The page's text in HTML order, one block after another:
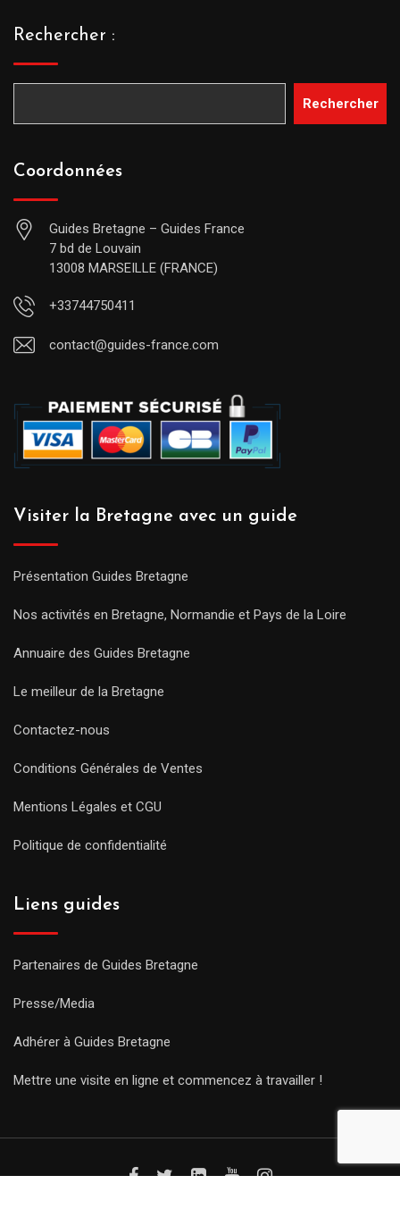
Rechercher :
Rechercher
Coordonnées
Guides Bretagne – Guides France
7 bd de Louvain
13008 MARSEILLE (FRANCE)
+33744750411
contact@guides-france.com
Visiter la Bretagne avec un guide
Présentation Guides Bretagne
Nos activités en Bretagne, Normandie et Pays de la Loire
Annuaire des Guides Bretagne
Le meilleur de la Bretagne
Contactez-nous
Conditions Générales de Ventes
Mentions Légales et CGU
Politique de confidentialité
Liens guides
Partenaires de Guides Bretagne
Presse/Media
Adhérer à Guides Bretagne
Mettre une visite en ligne et commencez à travailler !